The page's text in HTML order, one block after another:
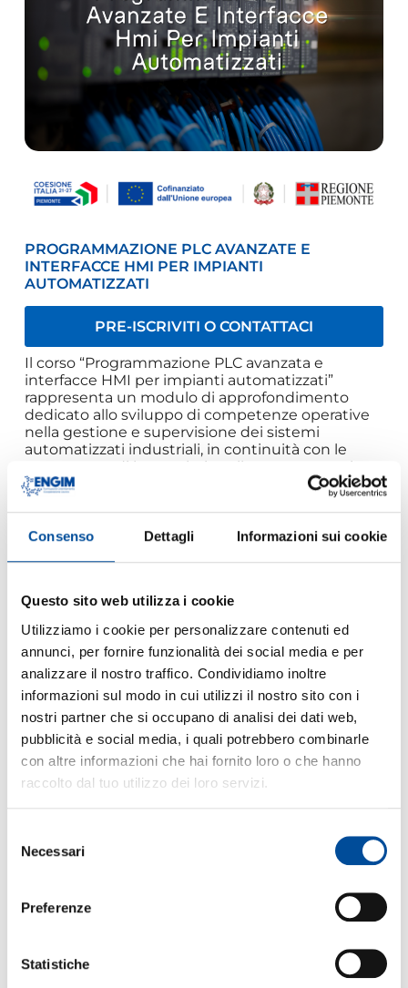
Consenso Dettagli Informazioni sui cookie
Questo sito web utilizza i cookie
Utilizziamo i cookie per personalizzare contenuti ed
annunci, per fornire funzionalità dei social media e per
analizzare il nostro traffico. Condividiamo inoltre
informazioni sul modo in cui utilizzi il nostro sito con i
nostri partner che si occupano di analisi dei dati web,
pubblicità e social media, i quali potrebbero combinarle
con altre informazioni che hai fornito loro o che hanno
raccolto dal tuo utilizzo dei loro servizi.
delNecessari
Preferenze
Statistiche
PROGRAMMAZIONE PLC AVANZATE E
INTERFACCE HMI PER IMPIANTI
AUTOMATIZZATI
PRE-ISCRIVITI O CONTATTACI
Il corso “Programmazione PLC avanzata e
interfacce HMI per impianti automatizzati”
rappresenta un modulo di approfondimento
dedicato allo sviluppo di competenze operative
nella gestione e supervisione dei sistemi
automatizzati industriali, in continuità con le
conoscenze di base relative alla programmazione
PLC.
Il percorso formativo è finalizzato a sviluppare la
capacità di integrare le logiche di controllo PLC
con sistemi di interfaccia uomo-macchina (HMI),
programmi PLC in relazione ai processi
produttivi, acquisendo competenze nella
gestione delle variabili di processo, nella
configurazione delle logiche di controllo e
nell’interfacciamento con sistemi di
supervisione. Particolare attenzione sarà
dedicata all’interpretazione dei cicli di
funzionamento degli impianti
automatizzati e alla loro traduzione in soluzioni
operative, attraverso l’utilizzo integrato di PLC e
tecnologie informatiche per la gestione del
comandi operatore e al monitoraggio degli stati
fortemente laboratoriale, con esercitazioni
realizzazione di interfacce HMI integrate con
sistemi PLC, sia in ambiente simulato sia, ove